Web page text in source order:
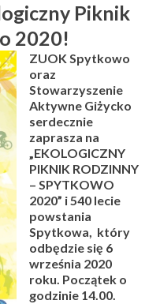
Piknik
2020!
ZUOK Spytkowo
oraz
Stowarzyszenie
Aktywne Giżycko
serdecznie
zaprasza na
„EKOLOGICZNY
PIKNIK RODZINNY
– SPYTKOWO
2020” i 540 lecie
powstania
Spytkowa, który
odbędzie się 6
września 2020
roku. Początek o
godzinie 14.00.